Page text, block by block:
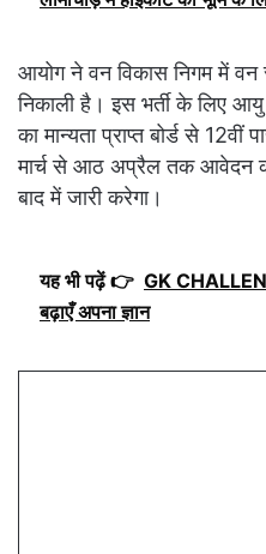
आयोग ने वन विकास निगम में
निकाली है। इस भर्ती के लिए
का मान्यता प्राप्त बोर्ड से
मार्च से आठ अप्रैल तक आवेदन
बाद में जारी करेगा।
यह भी पढ़ें 👉 GK
बढ़ाएँ अपना ज्ञान